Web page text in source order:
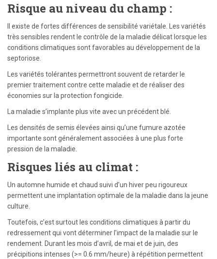
Risque au niveau du champ :
Il existe de fortes différences de sensibilité variétale. Les variétés
très sensibles rendent le contrôle de la maladie délicat lorsque les
conditions climatiques sont favorables au développement de la
septoriose.
Les variétés tolérantes permettront souvent de retarder le
premier traitement contre cette maladie et de réaliser des
économies sur la protection fongicide.
La maladie s’implante plus vite avec un précédent blé.
Les densités de semis élevées ainsi qu’une fumure azotée
importante sont généralement associées à une plus forte
pression de la maladie.
Risques liés au climat :
Un automne humide et chaud suivi d’un hiver peu rigoureux
permettent une implantation optimale de la maladie dans la jeune
culture.
Toutefois, c’est surtout les conditions climatiques à partir du
redressement qui vont déterminer l’impact de la maladie sur le
rendement. Durant les mois d’avril, de mai et de juin, des
précipitions intenses (>= 0.6 mm/heure) à répétition permettent